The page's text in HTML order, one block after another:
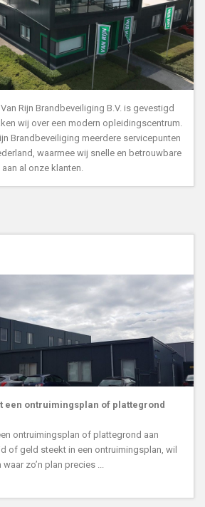
Rijn Brandbeveiliging B.V. is gevestigd
wij over een modern opleidingscentrum.
Brandbeveiliging meerdere servicepunten
waarmee wij snelle en betrouwbare
al onze klanten.
een ontruimingsplan of plattegrond
ontruimingsplan of plattegrond aan
of geld steekt in een ontruimingsplan, wil
zo’n plan precies ...